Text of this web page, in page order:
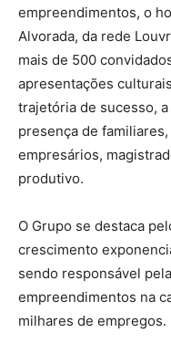
empreendimentos, o
Alvorada, da rede
mais de 500
apresentações
trajetória de sucesso,
presença de
empresários,
produtivo.
O Grupo se destaca
crescimento
sendo responsável
empreendimentos na
milhares de empregos.